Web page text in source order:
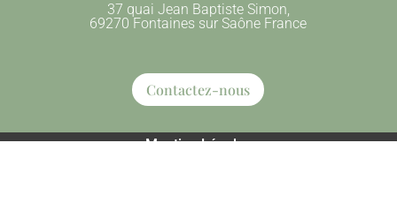
37 quai Jean Baptiste Simon,
69270 Fontaines sur Saône France
Contactez-nous
Mention Légales